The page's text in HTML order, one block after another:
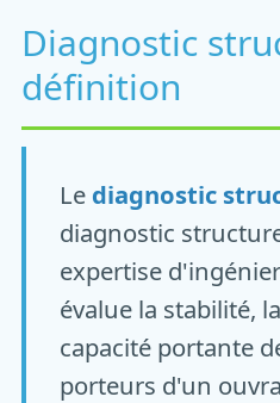
Diagnostic
définition
Le diagnostic
diagnostic
expertise
évalue la stabilité,
capacité portante
porteurs d'un